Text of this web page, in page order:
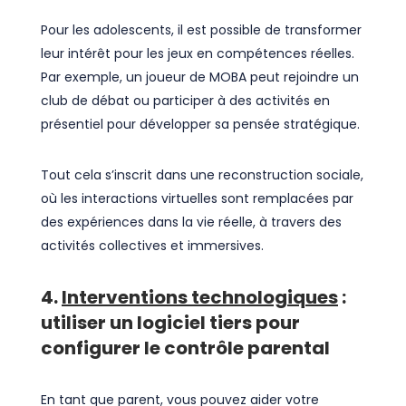
Pour les adolescents, il est possible de transformer
leur intérêt pour les jeux en compétences réelles.
Par exemple, un joueur de MOBA peut rejoindre un
club de débat ou participer à des activités en
présentiel pour développer sa pensée stratégique.
Tout cela s’inscrit dans une reconstruction sociale,
où les interactions virtuelles sont remplacées par
des expériences dans la vie réelle, à travers des
activités collectives et immersives.
4.Interventions technologiques:
utiliser un logiciel tiers pour
configurer le contrôle parental
En tant que parent, vous pouvez aider votre